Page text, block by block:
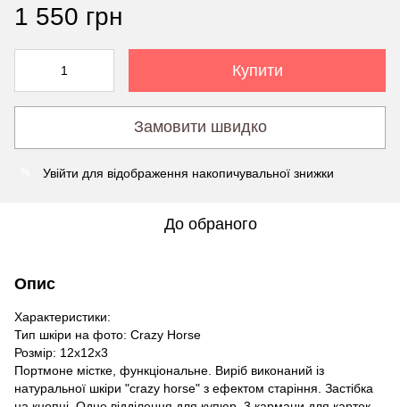
1 550 грн
Купити
Замовити швидко
Увійти для відображення накопичувальної знижки
До обраного
Опис
Характеристики:
Тип шкіри на фото: Crazy Horse
Розмір: 12х12х3
Портмоне містке, функціональне. Виріб виконаний із
натуральної шкіри "crazy horse" з ефектом старіння. Застібка